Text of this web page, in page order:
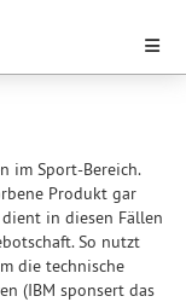
im Sport-Bereich.
Produkt gar
in diesen Fällen
So nutzt
die technische
(IBM sponsert das